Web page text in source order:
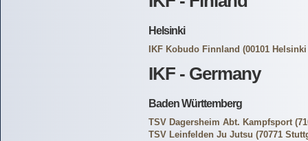
Helsinki
IKF Kobudo Finnland (00101
IKF - Germany
Baden Württemberg
TSV Dagersheim Abt. Kampfsport
TSV Leinfelden Ju Jutsu (70771